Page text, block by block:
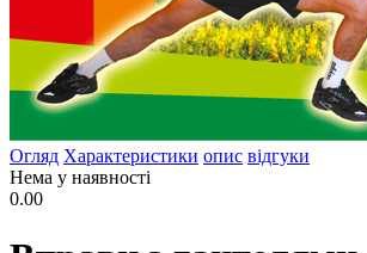
Огляд Характеристики опис відгуки
Нема у наявності
0.00